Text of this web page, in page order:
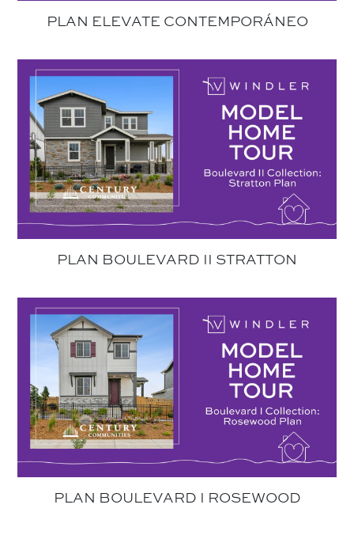
PLAN ELEVATE CONTEMPORÁNEO
PLAN BOULEVARD II STRATTON
PLAN BOULEVARD I ROSEWOOD